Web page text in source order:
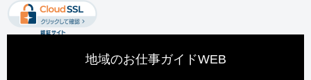
地域のお仕事ガイドWEB